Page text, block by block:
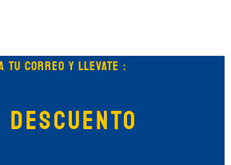
TU CORREO Y LLEVATE :